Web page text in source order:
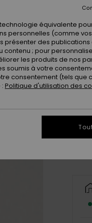
équivalente
personnelles (comme
présenter des publications
; pour
les produits de nos
soumis à votre
consentement (tels que
Politique d'utilisation des